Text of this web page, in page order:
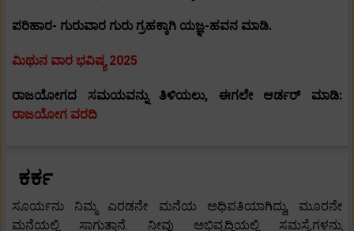
ಪರಿಹಾರ- ಗುರುವಾರ ಗುರು ಗ್ರಹಕ್ಕಾಗಿ ಯಜ್ಞ-ಹವನ ಮಾಡಿ.
ಮಿಥುನ ವಾರ ಭವಿಷ್ಯ 2025
ರಾಜಯೋಗದ ಸಮಯವನ್ನು ತಿಳಿಯಲು, ಈಗಲೇ ಆರ್ಡರ್ ಮಾಡಿ:
ರಾಜಯೋಗ ವರದಿ
ಕರ್ಕ
ಸೂರ್ಯನು ನಿಮ್ಮ ಎರಡನೇ ಮನೆಯ ಅಧಿಪತಿಯಾಗಿದ್ದು, ಮೂರನೇ
ಮನೆಯಲ್ಲಿ ಸಾಗುತ್ತಾನೆ. ನೀವು ಅಭಿವೃದ್ಧಿಯಲ್ಲಿ ಸಮಸ್ಯೆಗಳನ್ನು